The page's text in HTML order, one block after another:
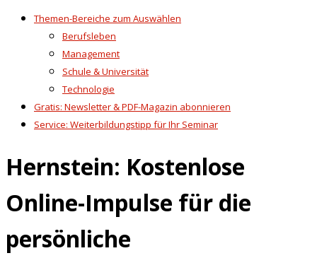
Themen-Bereiche zum Auswählen
Berufsleben
Management
Schule & Universität
Technologie
Gratis: Newsletter & PDF-Magazin abonnieren
Service: Weiterbildungstipp für Ihr Seminar
Hernstein: Kostenlose
Online-Impulse für die
persönliche